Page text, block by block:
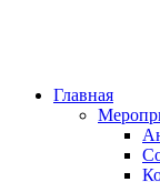
Главная